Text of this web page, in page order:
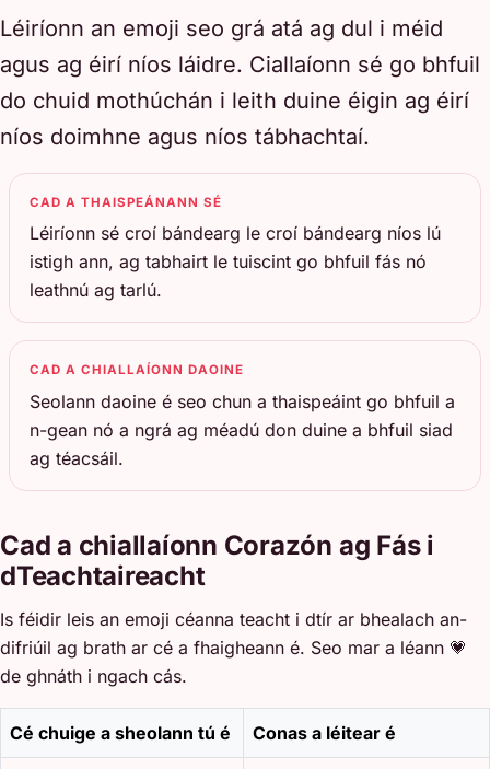
Léiríonn an emoji seo grá atá ag dul i méid
agus ag éirí níos láidre. Ciallaíonn sé go bhfuil
do chuid mothúchán i leith duine éigin ag éirí
níos doimhne agus níos tábhachtaí.
CAD A THAISPEÁNANN SÉ
Léiríonn sé croí bándearg le croí bándearg níos lú
istigh ann, ag tabhairt le tuiscint go bhfuil fás nó
leathnú ag tarlú.
CAD A CHIALLAÍONN DAOINE
Seolann daoine é seo chun a thaispeáint go bhfuil a
n-gean nó a ngrá ag méadú don duine a bhfuil siad
ag téacsáil.
Cad a chiallaíonn Corazón ag Fás i
dTeachtaireacht
Is féidir leis an emoji céanna teacht i dtír ar bhealach an-
difriúil ag brath ar cé a fhaigheann é. Seo mar a léann 💗
de ghnáth i ngach cás.
Cé chuige a sheolann tú é Conas a léitear é